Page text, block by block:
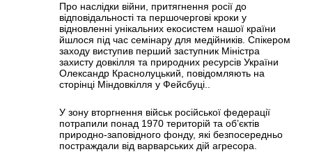
Про наслідки війни, притягнення росії до
відповідальності та першочергові кроки у
відновленні унікальних екосистем нашої країни
йшлося під час семінару для медійників. Спікером
заходу виступив перший заступник Міністра
захисту довкілля та природних ресурсів України
Олександр Краснолуцький, повідомляють на
сторінці Міндовкілля у Фейсбуці..
У зону вторгнення військ російської федерації
потрапили понад 1970 територій та об’єктів
природно-заповідного фонду, які безпосередньо
постраждали від варварських дій агресора.